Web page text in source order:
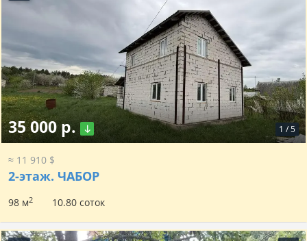
1 /5
35 000 р.
≈ 11 910 $
2-этаж. ЧАБОР
98 м2 10.80 соток